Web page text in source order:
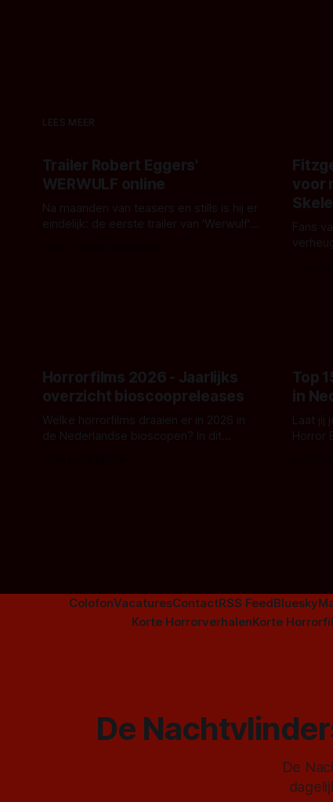
LEES MEER
Trailer Robert Eggers'
WERWULF online
Na maanden van teasers en stills is hij er
eindelijk: de eerste trailer van 'Werwulf'.
voor
Fans
Horrorfilms 2026 - Jaarlijks
overzicht bioscoopreleases
Welke horrorfilms draaien er in 2026 in
de Nederlandse bioscopen? In dit
Top
in
Laat jij
Horror
ColofonVacaturesContactRSS FeedBluesky
Korte HorrorverhalenKorte
De
De